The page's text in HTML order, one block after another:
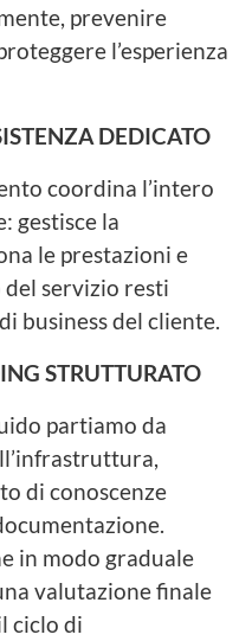
prevenire
l’esperienza
DEDICATO
coordina l’intero
gestisce la
le prestazioni e
del servizio resti
business del cliente.
STRUTTURATO
partiamo da
di conoscenze
in modo graduale
valutazione finale
ciclo di